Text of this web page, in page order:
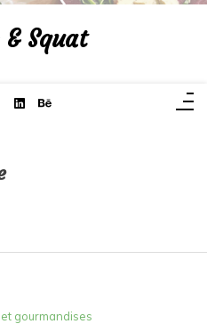
Squat
gourmandises